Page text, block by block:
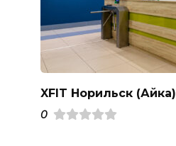
XFIT Норильск (Айка)
0